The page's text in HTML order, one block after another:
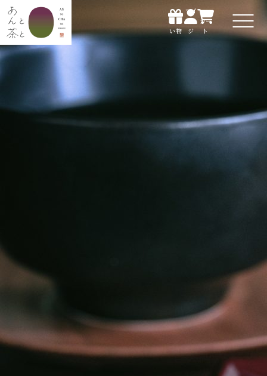
お買
い物
マイ
ペー
ジ
カー
ト
マイ
ペー カー
ホーム
あんと茶について
プライバシーポリシー